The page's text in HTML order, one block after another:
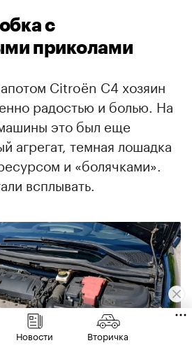
с
приколами
Citroёn С4 хозяин
радостью и болью. На
это был еще
агрегат, темная лошадка
и «болячками».
всплывать.
Новости Вторичка